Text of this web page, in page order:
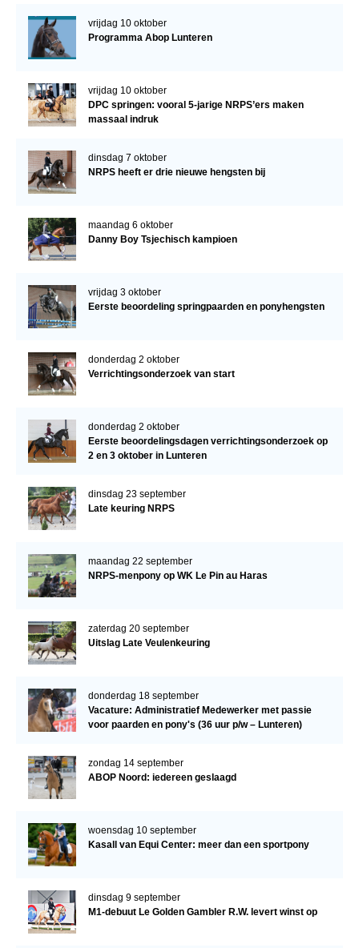
vrijdag 10 oktober
Programma Abop Lunteren
vrijdag 10 oktober
DPC springen: vooral 5-jarige NRPS’ers maken
massaal indruk
dinsdag 7 oktober
NRPS heeft er drie nieuwe hengsten bij
maandag 6 oktober
Danny Boy Tsjechisch kampioen
vrijdag 3 oktober
Eerste beoordeling springpaarden en ponyhengsten
donderdag 2 oktober
Verrichtingsonderzoek van start
donderdag 2 oktober
Eerste beoordelingsdagen verrichtingsonderzoek op
2 en 3 oktober in Lunteren
dinsdag 23 september
Late keuring NRPS
maandag 22 september
NRPS-menpony op WK Le Pin au Haras
zaterdag 20 september
Uitslag Late Veulenkeuring
donderdag 18 september
Vacature: Administratief Medewerker met passie
voor paarden en pony's (36 uur p/w – Lunteren)
zondag 14 september
ABOP Noord: iedereen geslaagd
woensdag 10 september
Kasall van Equi Center: meer dan een sportpony
dinsdag 9 september
M1-debuut Le Golden Gambler R.W. levert winst op